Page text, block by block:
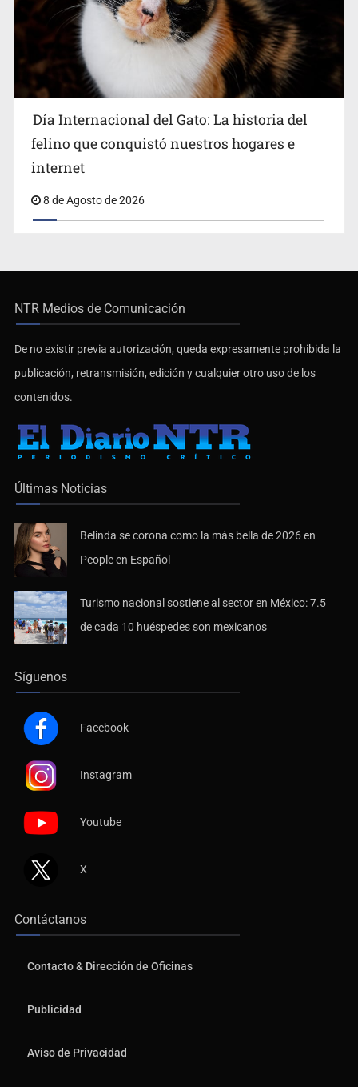
Día Internacional del Gato: La historia del
felino que conquistó nuestros hogares e
internet
8 de Agosto de 2026
NTR Medios de Comunicación
De no existir previa autorización, queda expresamente prohibida la
publicación, retransmisión, edición y cualquier otro uso de los
contenidos.
Últimas Noticias
Belinda se corona como la más bella de 2026 en
People en Español
Turismo nacional sostiene al sector en México: 7.5
de cada 10 huéspedes son mexicanos
Síguenos
Facebook
Instagram
Youtube
X
Contáctanos
Contacto & Dirección de Oficinas
Publicidad
Aviso de Privacidad